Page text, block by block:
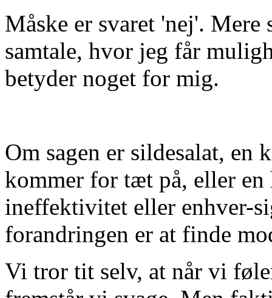
Måske er svaret 'nej'. Mere
samtale, hvor jeg får
betyder noget for mig.
Om sagen er sildesalat, en
kommer for tæt på, eller
ineffektivitet eller enhver-
forandringen er at finde
Vi tror tit selv, at når vi